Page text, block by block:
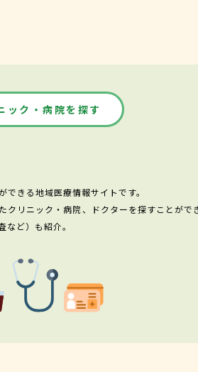
ック・病院を探す
きる地域医療情報サイトです。
リニック・病院、ドクターを探すことがで
ど）も紹介。